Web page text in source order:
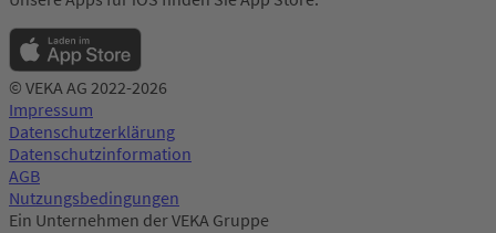
© VEKA AG 2022-2026
Impressum
Datenschutzerklärung
Datenschutzinformation
AGB
Nutzungsbedingungen
Ein Unternehmen der VEKA Gruppe